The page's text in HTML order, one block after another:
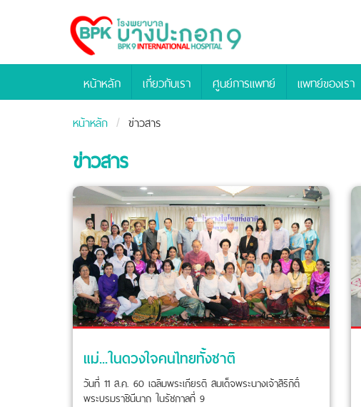
Bangpakok
Hospital
หน้าหลัก เกี่ยวกับเรา ศูนย์การแพทย์ แพทย์ของเรา
หน้าหลัก ข่าวสาร
ข่าวสาร
แม่...ในดวงใจคนไทยทั้งชาติ
วันที่ 11 ส.ค. 60 เฉลิมพระเกียรติ สมเด็จพระนางเจ้าสิริกิติ์
พระบรมราชินีนาถ ในรัชกาลที่ 9